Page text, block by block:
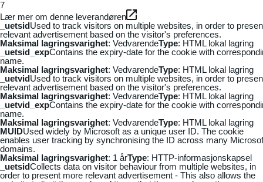
7
Lær mer om denne leverandøren
_uetsidUsed to track visitors on multiple websites, in order to
relevant advertisement based on the visitor's preferences.
Maksimal lagringsvarighet: VedvarendeType: HTML lokal lagring
_uetsid_expContains the expiry-date for the cookie with
name.
Maksimal lagringsvarighet: VedvarendeType: HTML lokal lagring
_uetvidUsed to track visitors on multiple websites, in order to
relevant advertisement based on the visitor's preferences.
Maksimal lagringsvarighet: VedvarendeType: HTML lokal lagring
_uetvid_expContains the expiry-date for the cookie with
name.
Maksimal lagringsvarighet: VedvarendeType: HTML lokal lagring
MUIDUsed widely by Microsoft as a unique user ID. The cookie
enables user tracking by synchronising the ID across many
domains.
Maksimal lagringsvarighet: 1 årType: HTTP-informasjonskapsel
_uetsidCollects data on visitor behaviour from multiple websites, in
order to present more relevant advertisement - This also allows the